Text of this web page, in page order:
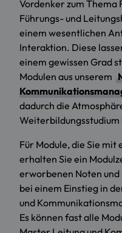
Vordenker zum Thema
Führungs- und
einem wesentlichen
Interaktion. Diese
einem gewissen Grad
Modulen aus unserem
dadurch die
Weiterbildungsstudium
Für Module, die Sie
erhalten Sie ein
erworbenen Noten und
bei einem Einstieg in
und
Es können fast alle